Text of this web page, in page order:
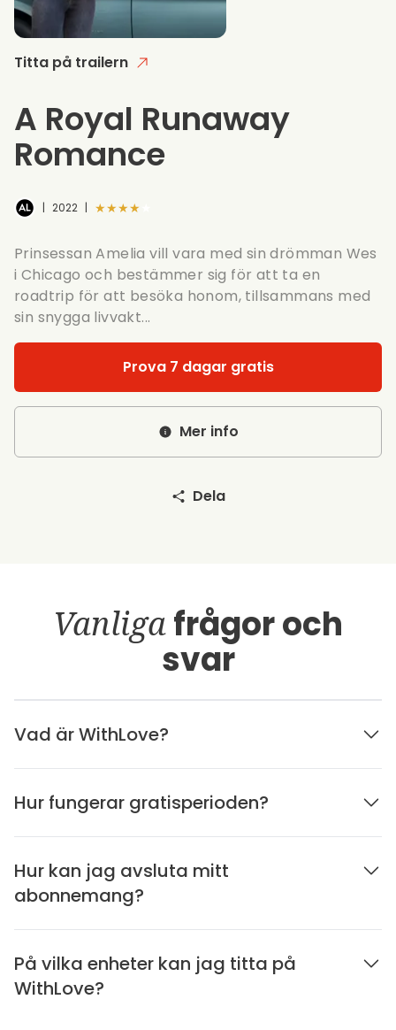
Titta på trailern
A Royal Runaway
Romance
| 2022 | ★★★★★
Prinsessan Amelia vill vara med sin drömman Wes
i Chicago och bestämmer sig för att ta en
roadtrip för att besöka honom, tillsammans med
sin snygga livvakt...
Prova 7 dagar gratis
Mer info
Dela
Vanligafrågor och
svar
Vad är WithLove?
Hur fungerar gratisperioden?
Hur kan jag avsluta mitt
abonnemang?
På vilka enheter kan jag titta på
WithLove?